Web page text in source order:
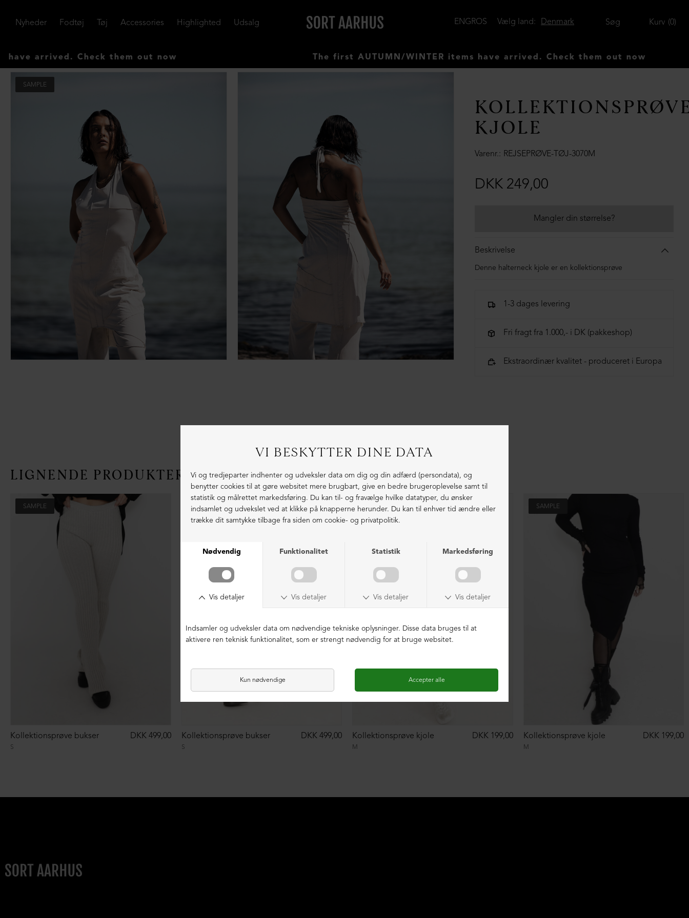
Nyheder Fodtøj Tøj Accessories Highlighted Udsalg Kurv 0
Søg
Denmark
Vælg land:
ENGROS
arrived. Check them out now The first AUTUMN/WINTER items have arrived. Check them out now
SAMPLE
KJOLE
Varenr. REJSEPRØVE-TØJ-3070M
DKK 249,00
Mangler din størrelse?
Beskrivelse
Denne halterneck kjole er en kollektionsprøve
1-3 dages levering
Fri fragt fra 1.000,- i DK (pakkeshop)
Ekstraordinær kvalitet - produceret i Europa
LIGNENDE PRODUKTER
SAMPLE
S
Kollektionsprøve bukser DKK 499,00
SAMPLE
S
Kollektionsprøve bukser DKK 499,00
SAMPLE
M
Kollektionsprøve kjole DKK 199,00
SAMPLE
M
Kollektionsprøve kjole DKK 199,00